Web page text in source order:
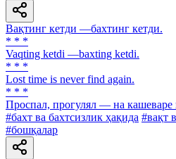
Вақтинг кетди —бахтинг кетди.
* * *
Vaqting ketdi —baxting ketdi.
* * *
Lost time is never find again.
* * *
Проспал, прогулял — на кашеваре
#бахт ва бахтсизлик ҳақида #вақт
#бошқалар